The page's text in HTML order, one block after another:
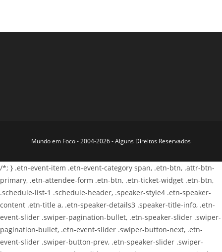
Mundo em Foco - 2004-2026 - Alguns Direitos Reservados
/*; } .etn-event-item .etn-event-category span, .etn-btn, .attr-btn-
primary, .etn-attendee-form .etn-btn, .etn-ticket-widget .etn-btn,
.schedule-list-1 .schedule-header, .speaker-style4 .etn-speaker-
content .etn-title a, .etn-speaker-details3 .speaker-title-info, .etn-
event-slider .swiper-pagination-bullet, .etn-speaker-slider .swiper-
pagination-bullet, .etn-event-slider .swiper-button-next, .etn-
event-slider .swiper-button-prev, .etn-speaker-slider .swiper-